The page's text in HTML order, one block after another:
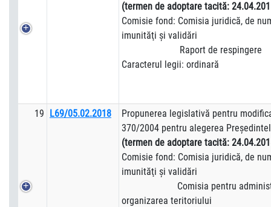
(termen de adoptare tacită:
Comisie fond: Comisia juridică, de
imunităţi şi validări
Raport de respingere
Caracterul legii: ordinară
19 L69/05.02.2018
Propunerea legislativă pentru
370/2004 pentru alegerea
(termen de adoptare tacită:
Comisie fond: Comisia juridică, de
imunităţi şi validări
Comisia pentru
organizarea teritoriului